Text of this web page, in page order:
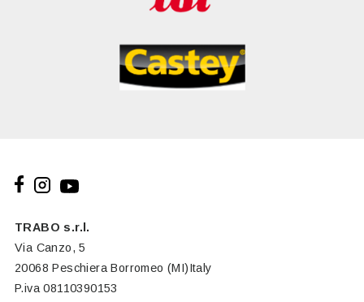
TRABO s.r.l.
Via Canzo, 5
20068 Peschiera Borromeo (MI)Italy
P.iva 08110390153